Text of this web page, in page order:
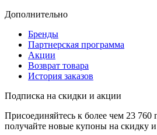
Дополнительно
Бренды
Партнерская программа
Акции
Возврат товара
История заказов
Подписка на скидки и акции
Присоединяйтесь к более чем 23 760
получайте новые купоны на скидку